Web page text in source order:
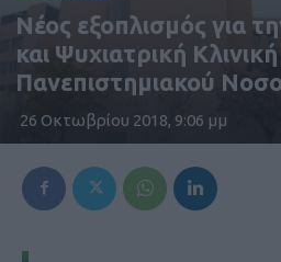
Νέος εξοπλισμός για
και Ψυχιατρική
Πανεπιστημιακού
26 Οκτωβρίου 2018, 9:06 μμ